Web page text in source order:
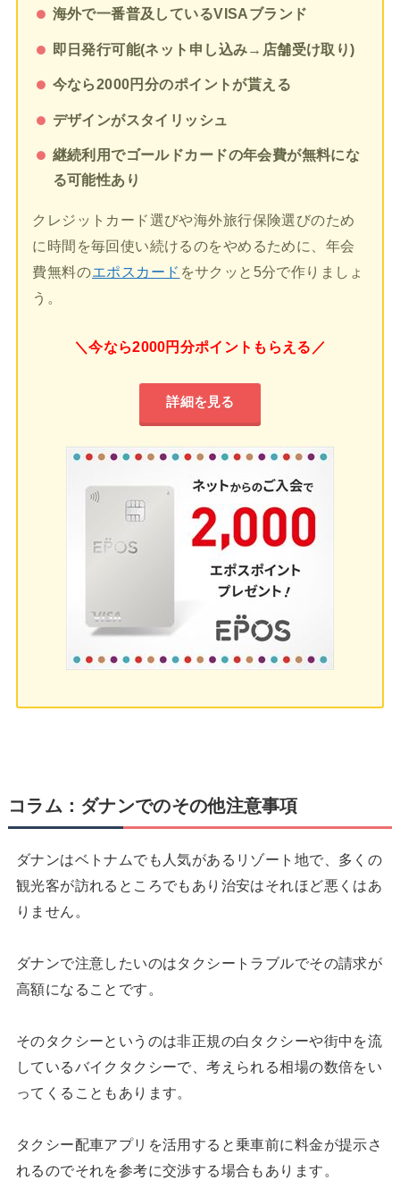
海外で一番普及しているVISAブランド
即日発行可能(ネット申し込み→店舗受け取り)
今なら2000円分のポイントが貰える
デザインがスタイリッシュ
継続利用でゴールドカードの年会費が無料にな
る可能性あり
クレジットカード選びや海外旅行保険選びのため
に時間を毎回使い続けるのをやめるために、年会
費無料のエポスカード をサクッと5分で作りましょ
う。
＼今なら2000円分ポイントもらえる／
詳細を見る
コラム：ダナンでのその他注意事項
ダナンはベトナムでも人気があるリゾート地で、多くの
観光客が訪れるところでもあり治安はそれほど悪くはあ
りません。
ダナンで注意したいのはタクシートラブルでその請求が
高額になることです。
そのタクシーというのは非正規の白タクシーや街中を流
しているバイクタクシーで、考えられる相場の数倍をい
ってくることもあります。
タクシー配車アプリを活用すると乗車前に料金が提示さ
れるのでそれを参考に交渉する場合もあります。